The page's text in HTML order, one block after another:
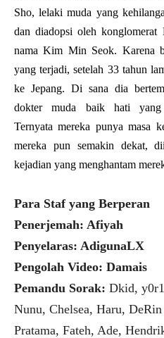
Sho, lelaki muda yang
dan diadopsi oleh konglomerat
nama Kim Min Seok. Karena
yang terjadi, setelah 33 tahun
ke Jepang. Di sana dia
dokter muda baik hati yang
Ternyata mereka punya masa
mereka pun semakin dekat,
kejadian yang menghantam
Para Staf yang Berperan
Penerjemah: Afiyah
Penyelaras: AdigunaLX
Pengolah Video: Damais
Pemandu Sorak: Dkid,
Nunu, Chelsea, Haru,
Pratama, Fateh, Ade,